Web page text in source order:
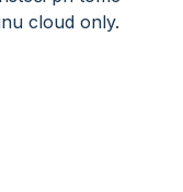
cloud only.